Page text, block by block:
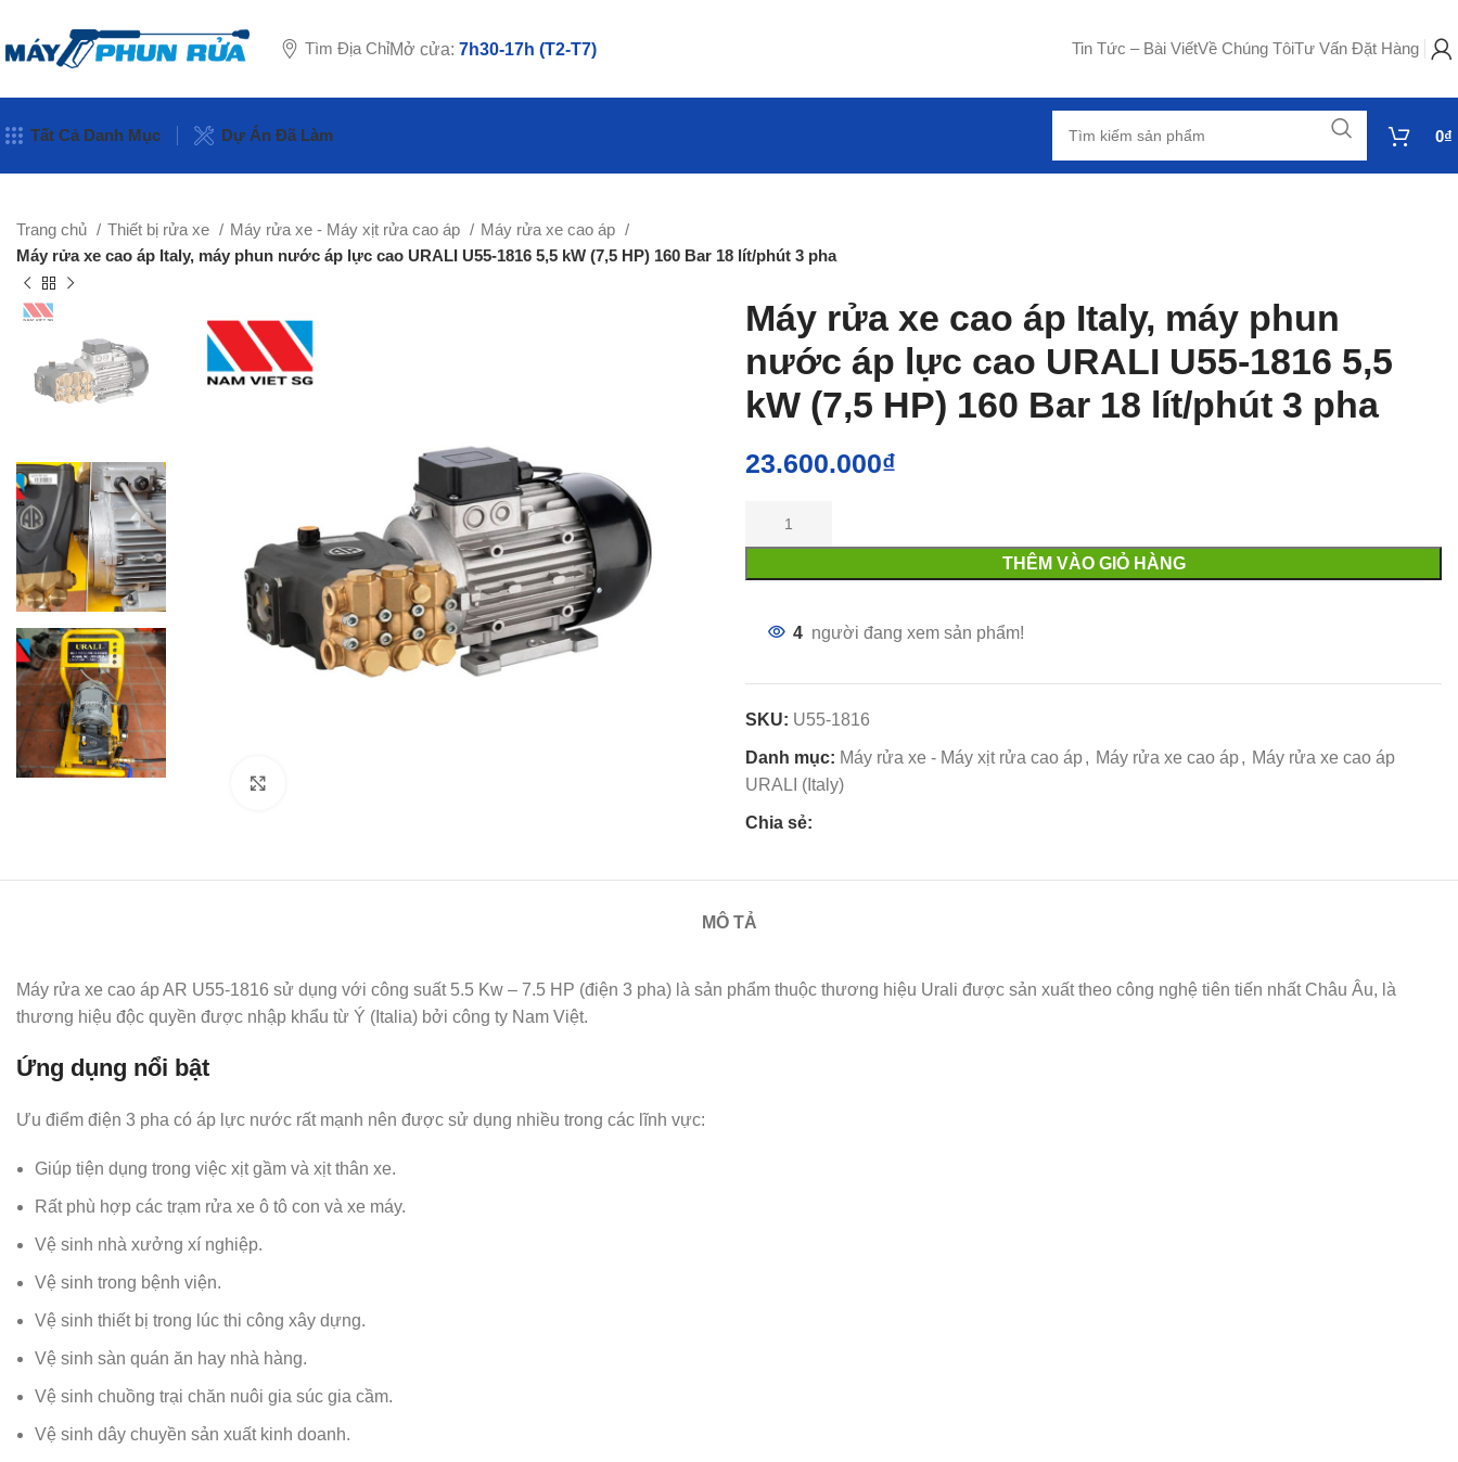
Tìm Địa ChỉMở cửa: 7h30-17h (T2-T7) Tin Tức – Bài ViếtVề Chúng TôiTư Vấn Đặt Hàng
Tất Cả Danh Mục Dự Án Đã Làm 0₫
Trang chủ Thiết bị rửa xe Máy rửa xe - Máy xịt rửa cao áp
Máy rửa xe cao áp
Máy rửa xe cao áp Italy, máy phun nước áp lực cao URALI U55-1816 5,5 kW (7,5 HP) 160 Bar 18 lít/phút 3 pha
Máy rửa xe cao áp Italy, máy phun
nước áp lực cao URALI U55-1816 5,5
kW (7,5 HP) 160 Bar 18 lít/phút 3 pha
23.600.000₫
THÊM VÀO GIỎ HÀNG
4 người đang xem sản phẩm!
SKU: U55-1816
Danh mục: Máy rửa xe - Máy xịt rửa cao áp, Máy rửa xe cao áp, Máy rửa xe cao áp
URALI (Italy)
Chia sẻ:
MÔ TẢ
Máy rửa xe cao áp AR U55-1816 sử dụng với công suất 5.5 Kw – 7.5 HP (điện 3 pha) là sản phẩm thuộc thương hiệu Urali được sản xuất theo công nghệ tiên tiến nhất Châu Âu, là
thương hiệu độc quyền được nhập khẩu từ Ý (Italia) bởi công ty Nam Việt.
Ứng dụng nổi bật
Ưu điểm điện 3 pha có áp lực nước rất mạnh nên được sử dụng nhiều trong các lĩnh vực:
Giúp tiện dụng trong việc xịt gầm và xịt thân xe.
Rất phù hợp các trạm rửa xe ô tô con và xe máy.
Vệ sinh nhà xưởng xí nghiệp.
Vệ sinh trong bệnh viện.
Vệ sinh thiết bị trong lúc thi công xây dựng.
Vệ sinh sàn quán ăn hay nhà hàng.
Vệ sinh chuồng trại chăn nuôi gia súc gia cầm.
Vệ sinh dây chuyền sản xuất kinh doanh.